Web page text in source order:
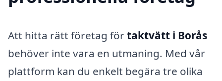
Att hitta rätt företag förtaktvätt i Borås
behöver inte vara en utmaning. Med vår
plattform kan du enkelt begära tre olika